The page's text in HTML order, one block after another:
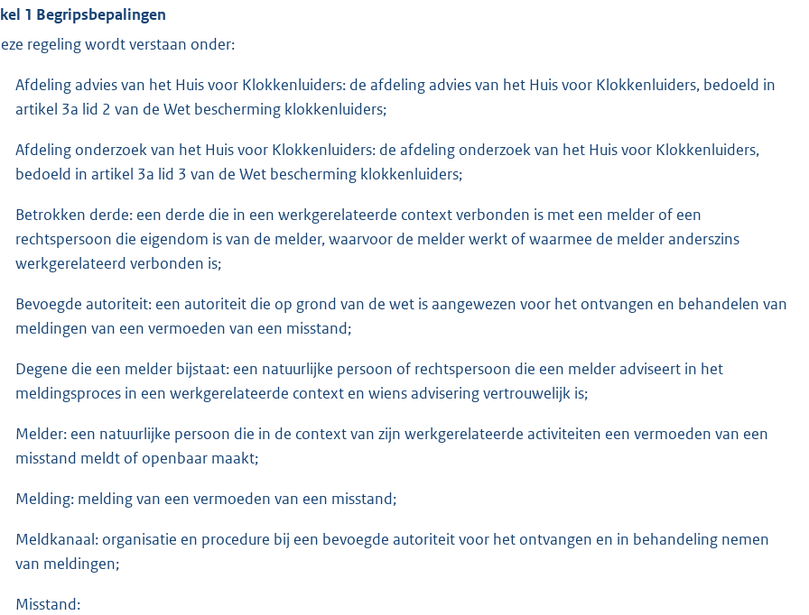
1 Begripsbepalingen
regeling wordt verstaan onder:
Afdeling advies van het Huis voor Klokkenluiders: de afdeling advies van het Huis voor Klokkenluiders, bedoeld in
artikel 3a lid 2 van de Wet bescherming klokkenluiders;
Afdeling onderzoek van het Huis voor Klokkenluiders: de afdeling onderzoek van het Huis voor Klokkenluiders,
bedoeld in artikel 3a lid 3 van de Wet bescherming klokkenluiders;
Betrokken derde: een derde die in een werkgerelateerde context verbonden is met een melder of een
rechtspersoon die eigendom is van de melder, waarvoor de melder werkt of waarmee de melder anderszins
werkgerelateerd verbonden is;
Bevoegde autoriteit: een autoriteit die op grond van de wet is aangewezen voor het ontvangen en behandelen van
meldingen van een vermoeden van een misstand;
Degene die een melder bijstaat: een natuurlijke persoon of rechtspersoon die een melder adviseert in het
meldingsproces in een werkgerelateerde context en wiens advisering vertrouwelijk is;
Melder: een natuurlijke persoon die in de context van zijn werkgerelateerde activiteiten een vermoeden van een
misstand meldt of openbaar maakt;
Melding: melding van een vermoeden van een misstand;
Meldkanaal: organisatie en procedure bij een bevoegde autoriteit voor het ontvangen en in behandeling nemen
van meldingen;
Misstand: